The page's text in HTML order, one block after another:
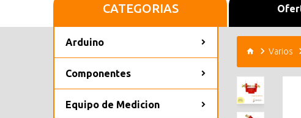
Inicio
CATEGORIAS
Arduino
Componentes
Equipo de Medicion
Varios